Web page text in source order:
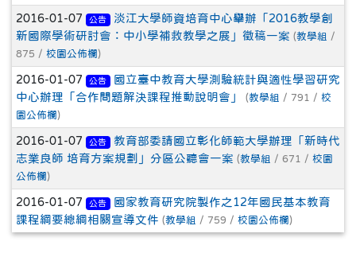
2016-01-07 公告
淡江大學師資培育中心舉辦「2016教學創
新國際學術研討會：中小學補救教學之展」徵稿一案 (教學組 /
875 / 校園公佈欄 )
2016-01-07 公告
國立臺中教育大學測驗統計與適性學習研究
中心辦理「合作問題解決課程推動說明會」
(教學組 / 791 / 校
園公佈欄 )
2016-01-07 公告
教育部委請國立彰化師範大學辦理「新時代
志業良師 培育方案規劃」分區公聽會一案 (教學組 / 671 / 校園
公佈欄 )
2016-01-07 公告
國家教育研究院製作之12年國民基本教育
課程綱要總綱相關宣導文件 (教學組 / 759 / 校園公佈欄 )